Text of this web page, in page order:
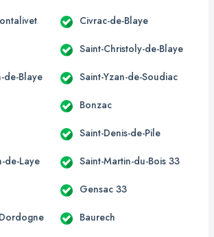
Civrac-de-Blaye
Saint-Christoly-de-Blaye
de-Blaye Saint-Yzan-de-Soudiac
Bonzac
Saint-Denis-de-Pile
de-Laye Saint-Martin-du-Bois 33
Gensac 33
Baurech